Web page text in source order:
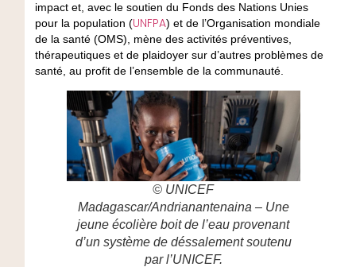
impact et, avec le soutien du Fonds des Nations Unies
pour la population (UNFPA) et de l’Organisation mondiale
de la santé (OMS), mène des activités préventives,
thérapeutiques et de plaidoyer sur d’autres problèmes de
santé, au profit de l’ensemble de la communauté.
© UNICEF
Madagascar/Andrianantenaina – Une
jeune écolière boit de l’eau provenant
d’un système de déssalement soutenu
par l’UNICEF.